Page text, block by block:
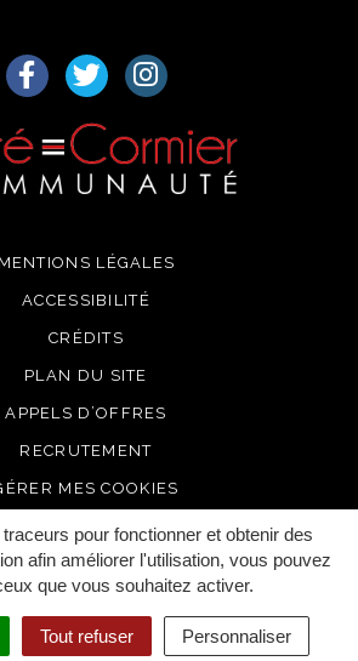
pour fonctionner et obtenir des
afin améliorer l'utilisation, vous pouvez
que vous souhaitez activer.
Tout refuser Personnaliser
Lien vers le compte Facebook
Lien vers le compte Twitter
Lien vers le compte
MENTIONS LÉGALES
ACCESSIBILITÉ
CRÉDITS
PLAN DU SITE
APPELS D’OFFRES
RECRUTEMENT
MES COOKIES